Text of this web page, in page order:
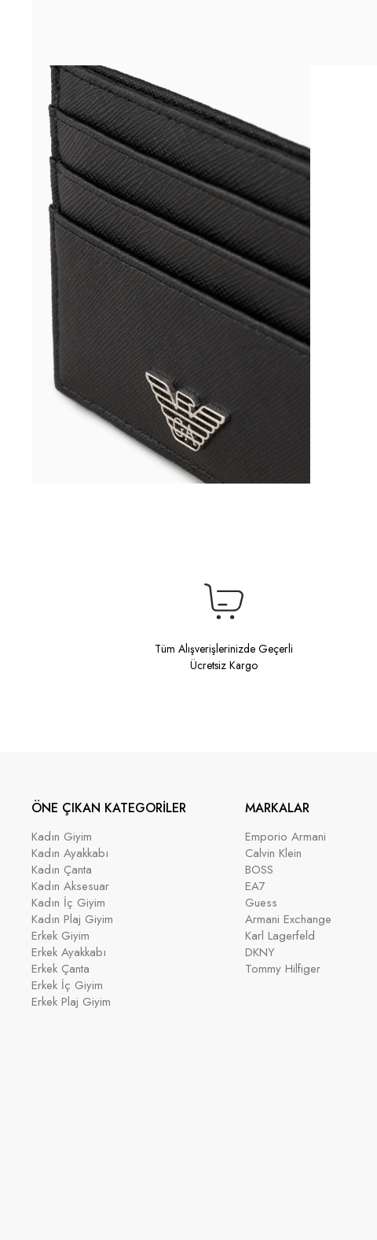
Tüm Alışverişlerinizde Geçerli
Ücretsiz Kargo
ÖNE ÇIKAN KATEGORİLER
Kadın Giyim
Kadın Ayakkabı
Kadın Çanta
Kadın Aksesuar
Kadın İç Giyim
Kadın Plaj Giyim
Erkek Giyim
Erkek Ayakkabı
Erkek Çanta
Erkek İç Giyim
Erkek Plaj Giyim
MARKALAR
Emporio Armani
Calvin Klein
BOSS
EA7
Guess
Armani Exchange
Karl Lagerfeld
DKNY
Tommy Hilfiger